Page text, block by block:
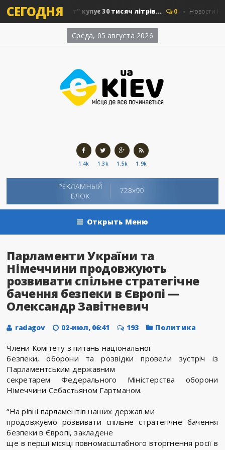
СЕГОДНЯкупує 30 тисяч літрів... 0 Новости Киева
Среда, 05 августа 2026
1.4k 1.3k 1.5k 1.9k
Открыть Меню
Парламенти України та
Німеччини продовжують
розвивати спільне стратегічне
бачення безпеки в Європі —
Олександр Завітневич
radagov 02-июл, 06:41 193 Политика
Члени Комітету з питань національної
безпеки, оборони та розвідки провели зустріч із
Парламентським державним
секретарем Федерального Міністерства оборони
Німеччини Себастьяном Гартманом.
“На рівні парламентів наших держав ми
продовжуємо розвивати спільне стратегічне бачення
безпеки в Європі, закладене
ще в перші місяці повномасштабного вторгнення росії в